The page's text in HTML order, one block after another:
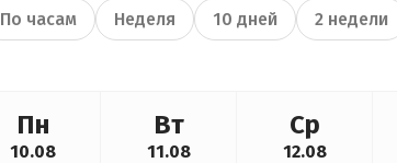
По часам Неделя 10 дней 2 недели
Пн
10.08
Вт
11.08
Ср
12.08